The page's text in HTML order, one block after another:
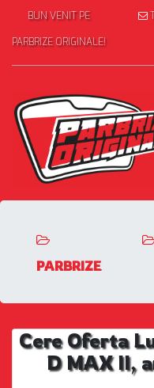
BUN VENIT PE
PARBRIZE ORIGINALE!
PARBRIZE
Cere Oferta
D MAX II,